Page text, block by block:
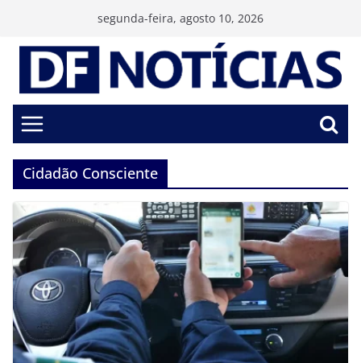
conteúdo
segunda-feira, agosto 10, 2026
Cidadão Consciente